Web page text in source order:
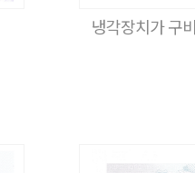
냉각장치가 구